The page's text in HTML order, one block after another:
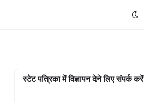
स्टेट पत्रिका में विज्ञापन देने लिए संपर्क करें